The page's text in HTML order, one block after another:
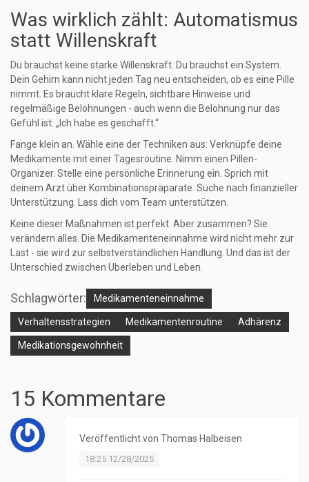
Was wirklich zählt: Automatismus
statt Willenskraft
Du brauchst keine starke Willenskraft. Du brauchst ein System.
Dein Gehirn kann nicht jeden Tag neu entscheiden, ob es eine Pille
nimmt. Es braucht klare Regeln, sichtbare Hinweise und
regelmäßige Belohnungen - auch wenn die Belohnung nur das
Gefühl ist: „Ich habe es geschafft.“
Fange klein an. Wähle eine der Techniken aus: Verknüpfe deine
Medikamente mit einer Tagesroutine. Nimm einen Pillen-
Organizer. Stelle eine persönliche Erinnerung ein. Sprich mit
deinem Arzt über Kombinationspräparate. Suche nach finanzieller
Unterstützung. Lass dich vom Team unterstützen.
Keine dieser Maßnahmen ist perfekt. Aber zusammen? Sie
verändern alles. Die Medikamenteneinnahme wird nicht mehr zur
Last - sie wird zur selbstverständlichen Handlung. Und das ist der
Unterschied zwischen Überleben und Leben.
Schlagwörter: Medikamenteneinnahme
Verhaltensstrategien Medikamentenroutine Adhärenz
Medikationsgewohnheit
15 Kommentare
Veröffentlicht von Thomas Halbeisen
18:25 12/28/2025